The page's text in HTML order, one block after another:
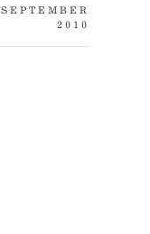
SEPTEMBER
2010